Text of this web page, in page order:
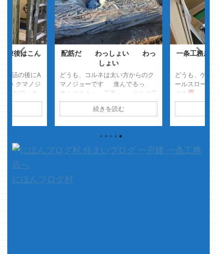
棟後はこん
会話の後にA
い クマノジ
で1位：B
AB型、最下
見る事がで
配筋だ わっしょい わっ
しょい
どうも、コルネは太い方からのク
マノジョーです 進んでるっ
進んでるよっ、工事っ どこの工
事がすすんでるの？ オレんちや
てっ オレんち ひょぉ～～～
ション上がってて そりゃぁタ
イトルどおり配筋なんてされよう
続きを読む
一条工務店
どうも、ケン
ールスローサ
です
コールスロー
全く知りませ
にほんブログ村